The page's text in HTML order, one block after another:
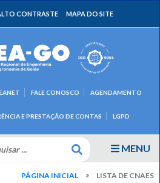
CONTRASTE MAPA DO SITE
E PRESTAÇÃO DE CONTAS LGPD
FALE CONOSCO AGENDAMENTO
MENU
PÁGINA INICIAL LISTA DE CNAES